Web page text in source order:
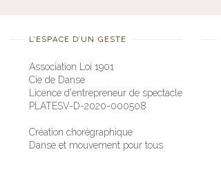
L’ESPACE D’UN GESTE
Association Loi 1901
Cie de Danse
Licence d'entrepreneur de spectacle
PLATESV-D-2020-000508
Création chorégraphique
Danse et mouvement pour tous